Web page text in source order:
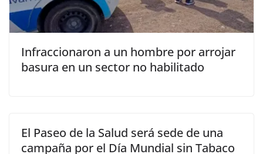
Infraccionaron a un hombre por arrojar
basura en un sector no habilitado
El Paseo de la Salud será sede de una
campaña por el Día Mundial sin Tabaco